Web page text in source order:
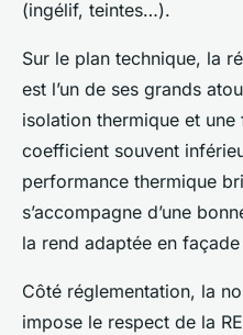
(ingélif, teintes…).
Sur le plan technique, la
est l’un de ses grands
isolation thermique et
coefficient souvent
performance thermique
s’accompagne d’une
la rend adaptée en
Côté réglementation, la
impose le respect de la